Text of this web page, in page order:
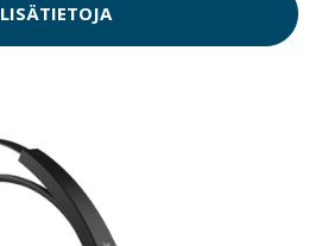
LISÄTIETOJA